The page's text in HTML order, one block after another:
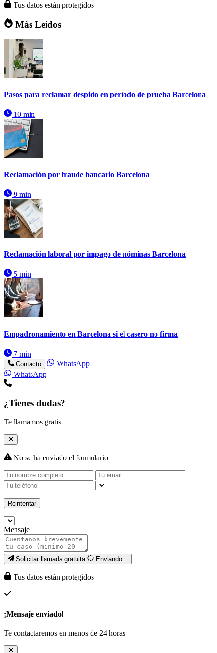
Tus datos están protegidos
Más Leídos
Pasos para reclamar despido en período de prueba Barcelona
10 min
Reclamación por fraude bancario Barcelona
9 min
Reclamación laboral por impago de nóminas Barcelona
5 min
Empadronamiento en Barcelona si el casero no firma
7 min
Contacto
WhatsApp
WhatsApp
¿Tienes dudas?
Te llamamos gratis
No se ha enviado el formulario
Reintentar
Mensaje
Solicitar llamada gratuita Enviando...
Tus datos están protegidos
¡Mensaje enviado!
Te contactaremos en menos de 24 horas